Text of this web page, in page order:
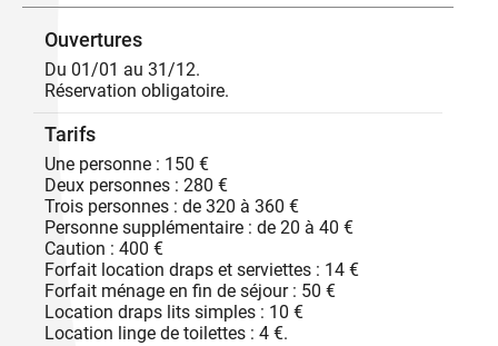
Ouvertures
Du 01/01 au 31/12.
Réservation obligatoire.
Tarifs
Une personne : 150 €
Deux personnes : 280 €
Trois personnes : de 320 à 360 €
Personne supplémentaire : de 20 à 40 €
Caution : 400 €
Forfait location draps et serviettes : 14 €
Forfait ménage en fin de séjour : 50 €
Location draps lits simples : 10 €
Location linge de toilettes : 4 €.